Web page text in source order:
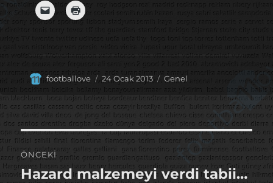
Yazar
footballove
Yayın
24 Ocak 2013 Kategoriler
Genel
Yazı
gezinmesi
ÖNCEKI
Önceki
Hazard malzemeyi verdi tabii…